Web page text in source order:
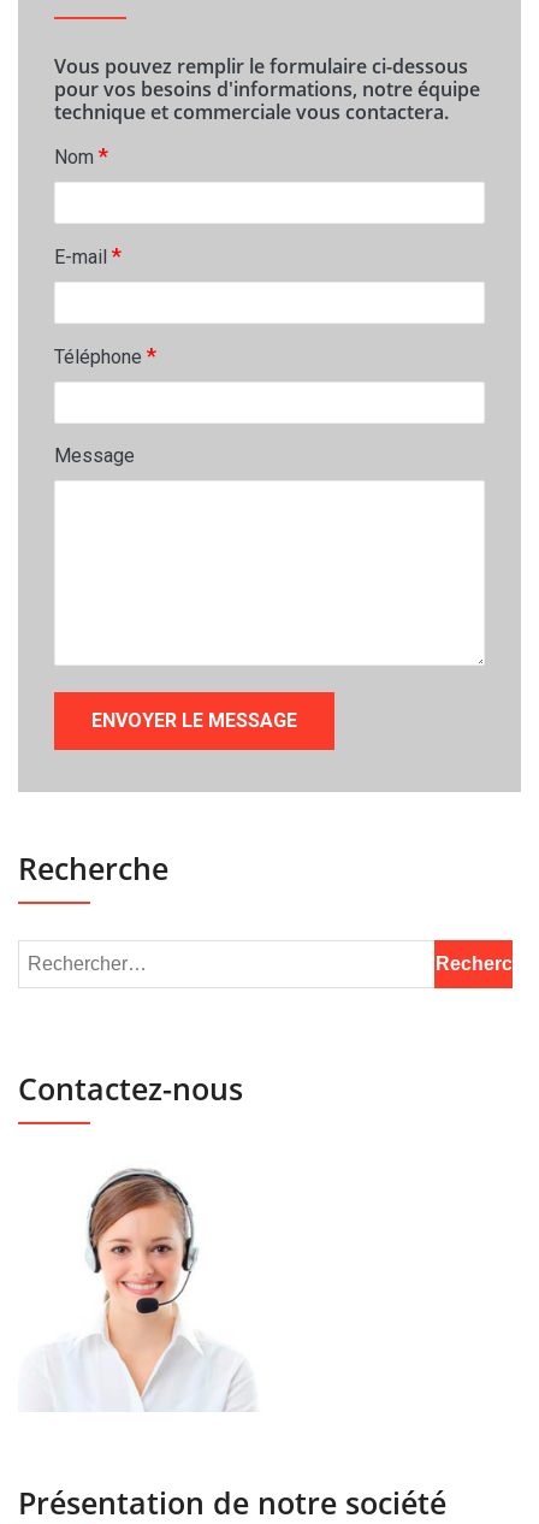
Vous pouvez remplir le formulaire ci-dessous
pour vos besoins d'informations, notre équipe
technique et commerciale vous contactera.
Nom *
E-mail *
Téléphone *
Message
Recherche
Contactez-nous
Présentation de notre société